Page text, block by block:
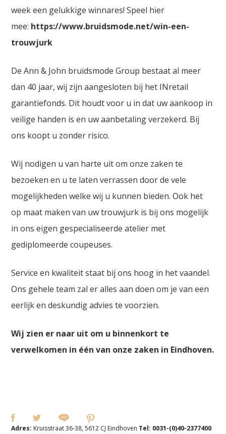
week een gelukkige winnares! Speel hier
mee: https://www.bruidsmode.net/win-een-
trouwjurk
De Ann & John bruidsmode Group bestaat al meer
dan 40 jaar, wij zijn aangesloten bij het INretail
garantiefonds. Dit houdt voor u in dat uw aankoop in
veilige handen is en uw aanbetaling verzekerd. Bij
ons koopt u zonder risico.
Wij nodigen u van harte uit om onze zaken te
bezoeken en u te laten verrassen door de vele
mogelijkheden welke wij u kunnen bieden. Ook het
op maat maken van uw trouwjurk is bij ons mogelijk
in ons eigen gespecialiseerde atelier met
gediplomeerde coupeuses.
Service en kwaliteit staat bij ons hoog in het vaandel.
Ons gehele team zal er alles aan doen om je van een
eerlijk en deskundig advies te voorzien.
Wij zien er naar uit om u binnenkort te
verwelkomen in één van onze zaken in Eindhoven.
Adres: Kruisstraat 36-38, 5612 CJ Eindhoven Tel: 0031-(0)40-2377400